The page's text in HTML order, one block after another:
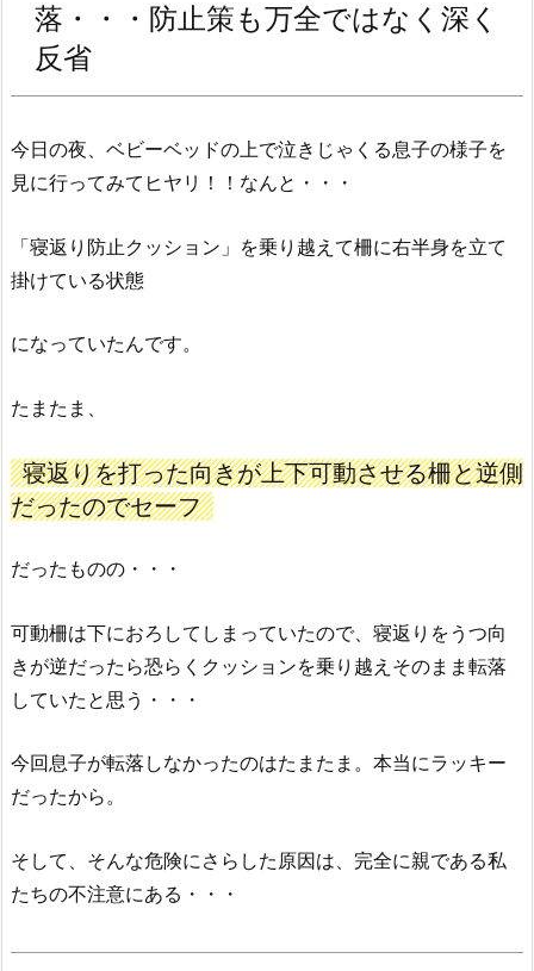
落・・・防止策も万全ではなく深く
反省
今日の夜、ベビーベッドの上で泣きじゃくる息子の様子を
見に行ってみてヒヤリ！！なんと・・・
「寝返り防止クッション」を乗り越えて柵に右半身を立て
掛けている状態
になっていたんです。
たまたま、
寝返りを打った向きが上下可動させる柵と逆側
だったのでセーフ
だったものの・・・
可動柵は下におろしてしまっていたので、寝返りをうつ向
きが逆だったら恐らくクッションを乗り越えそのまま転落
していたと思う・・・
今回息子が転落しなかったのはたまたま。本当にラッキー
だったから。
そして、そんな危険にさらした原因は、完全に親である私
たちの不注意にある・・・